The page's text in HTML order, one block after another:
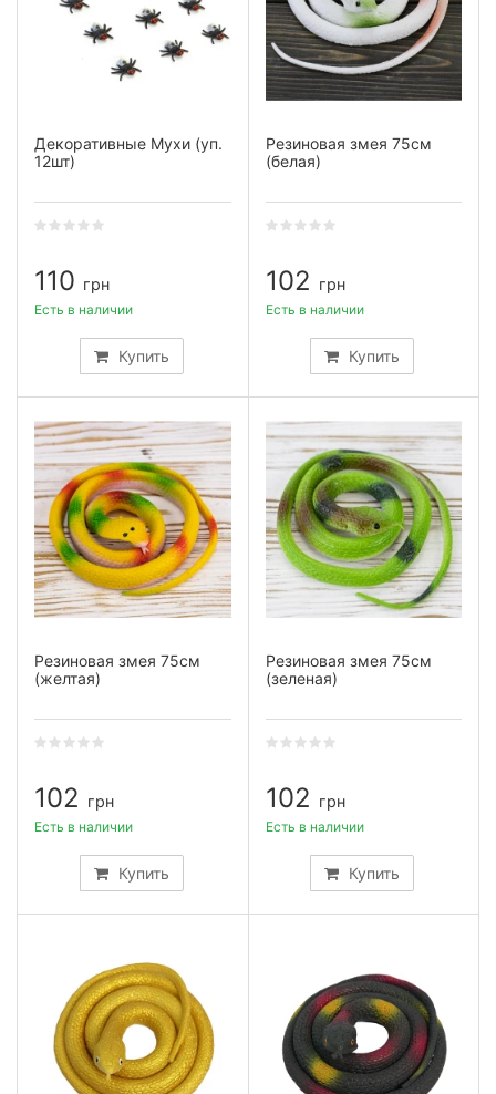
Декоративные Мухи (уп.
12шт)
110 грн
Купить
Есть в наличии
Резиновая змея 75см
(белая)
102 грн
Купить
Есть в наличии
Резиновая змея 75см
(желтая)
102 грн
Купить
Есть в наличии
Резиновая змея 75см
(зеленая)
102 грн
Купить
Есть в наличии